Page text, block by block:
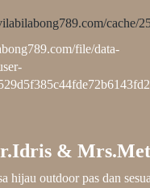
&
hijau outdoor pas dan